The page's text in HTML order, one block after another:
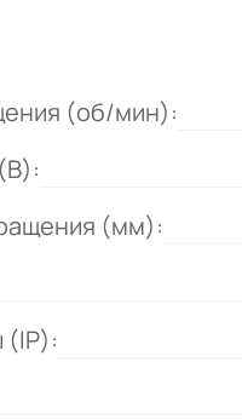
(об/мин):
(мм):
(IP):